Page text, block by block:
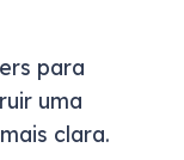
para
uma
clara.